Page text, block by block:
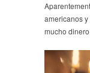
americanos
mucho